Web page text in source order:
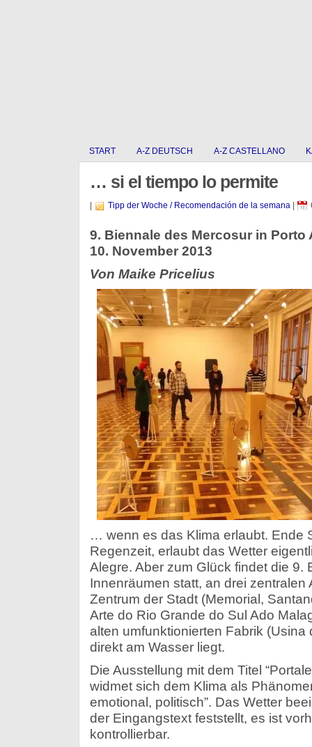
START A-Z DEUTSCH A-Z CASTELLANO
… si el tiempo lo permite
Tipp der Woche / Recomendación de la semana|
9. Biennale des Mercosur in Porto
10. November 2013
Von Maike Pricelius
… wenn es das Klima erlaubt. Ende
Regenzeit, erlaubt das Wetter
Alegre. Aber zum Glück findet die 9.
Innenräumen statt, an drei zentralen
Zentrum der Stadt (Memorial,
Arte do Rio Grande do Sul Ado
alten umfunktionierten Fabrik (Usina
direkt am Wasser liegt.
Die Ausstellung mit dem Titel
widmet sich dem Klima als
emotional, politisch”. Das Wetter
der Eingangstext feststellt, es ist
kontrollierbar.